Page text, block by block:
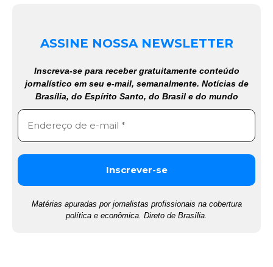
ASSINE NOSSA NEWSLETTER
Inscreva-se para receber gratuitamente conteúdo
jornalístico em seu e-mail, semanalmente. Notícias de
Brasília, do Espírito Santo, do Brasil e do mundo
Matérias apuradas por jornalistas profissionais na cobertura
política e econômica. Direto de Brasília.